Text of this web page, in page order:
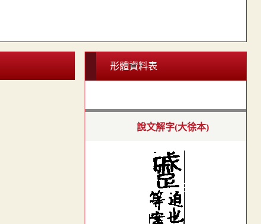
形體資料表
說文解字(大徐本)